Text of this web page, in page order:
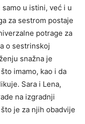
u istini, već i u
za sestrom postaje
potrage za
o sestrinskoj
snažna je
imamo, kao i da
Sara i Lena,
na izgradnji
je za njih obadvije